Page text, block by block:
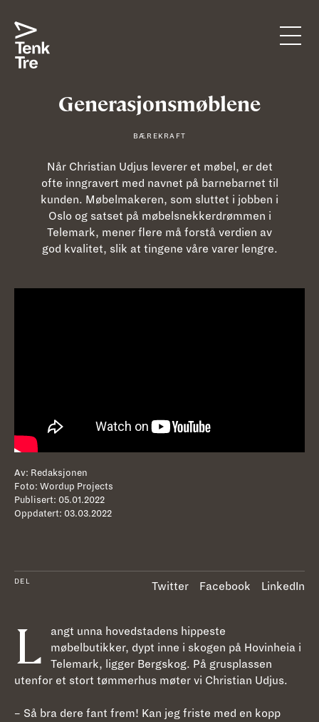
Generasjonsmøblene
BÆREKRAFT
Når Christian Udjus leverer et møbel, er det
ofte inngravert med navnet på barnebarnet til
kunden. Møbelmakeren, som sluttet i jobben i
Oslo og satset på møbelsnekkerdrømmen i
Telemark, mener flere må forstå verdien av
god kvalitet, slik at tingene våre varer lengre.
Av: Redaksjonen
Foto: Wordup Projects
Publisert: 05.01.2022
Oppdatert: 03.03.2022
DEL Twitter Facebook LinkedIn
L
angt unna hovedstadens hippeste
møbelbutikker, dypt inne i skogen på Hovinheia i
Telemark, ligger Bergskog. På grusplassen
utenfor et stort tømmerhus møter vi Christian Udjus.
– Så bra dere fant frem! Kan jeg friste med en kopp